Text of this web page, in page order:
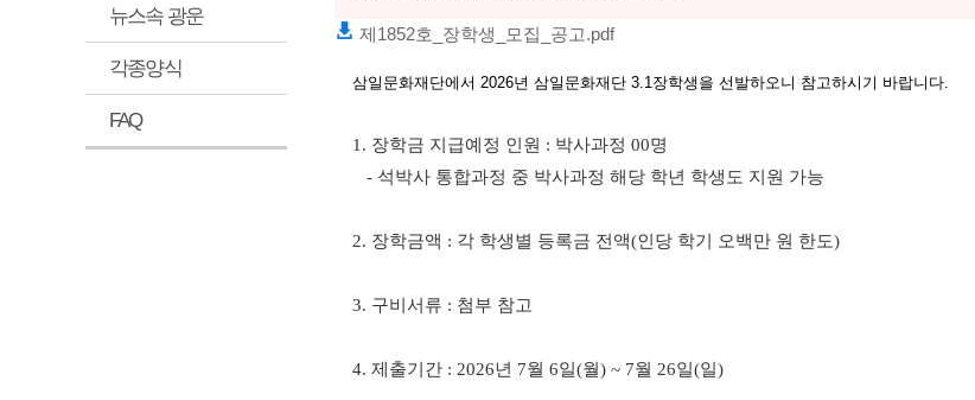
뉴스속 광운
각종양식
FAQ
제1852호_장학생_모집_공고.pdf
삼일문화재단에서 2026년 삼일문화재단 3.1장학생을 선발하오니 참고하시기 바랍니다.
1. 장학금 지급예정 인원 : 박사과정 00명
- 석박사 통합과정 중 박사과정 해당 학년 학생도 지원 가능
2. 장학금액 : 각 학생별 등록금 전액(인당 학기 오백만 원 한도)
3. 구비서류 : 첨부 참고
4. 제출기간 : 2026년 7월 6일(월) ~ 7월 26일(일)